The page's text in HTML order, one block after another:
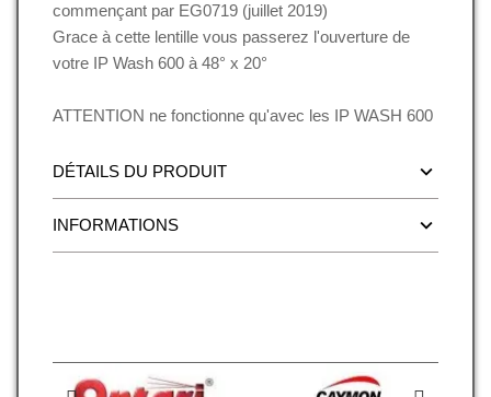
commençant par EG0719 (juillet 2019)
Grace à cette lentille vous passerez l'ouverture de
votre IP Wash 600 à 48° x 20°
ATTENTION ne fonctionne qu'avec les IP WASH 600
DÉTAILS DU PRODUIT
INFORMATIONS